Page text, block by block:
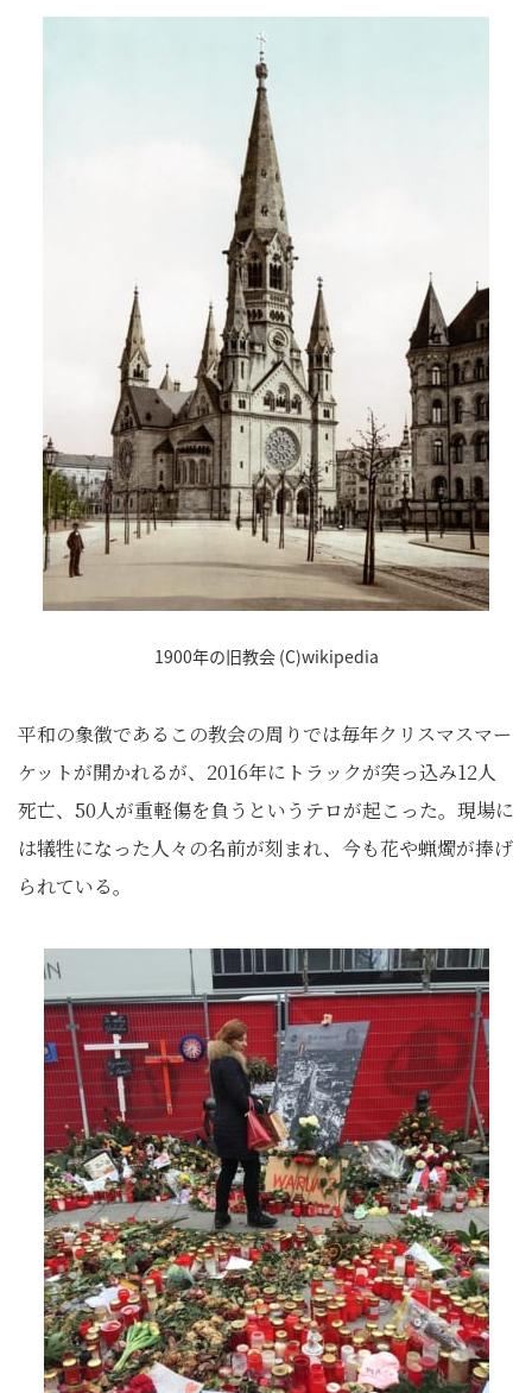
1900年の旧教会 (C)wikipedia
平和の象徴であるこの教会の周りでは毎年クリスマスマー
ケットが開かれるが、2016年にトラックが突っ込み12人
死亡、50人が重軽傷を負うというテロが起こった。現場に
は犠牲になった人々の名前が刻まれ、今も花や蝋燭が捧げ
られている。